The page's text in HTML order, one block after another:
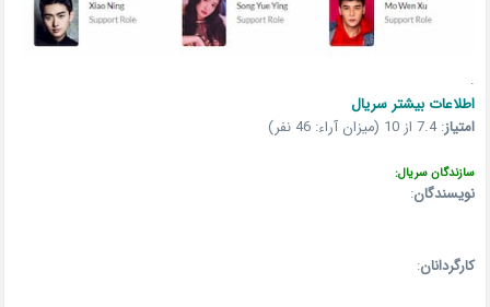
.
اطلاعات بیشتر سریال
امتیاز:7.4 از 10 (میزان آراء: 46 نفر)
سازندگان سریال:
نویسندگان:
کارگردانان: